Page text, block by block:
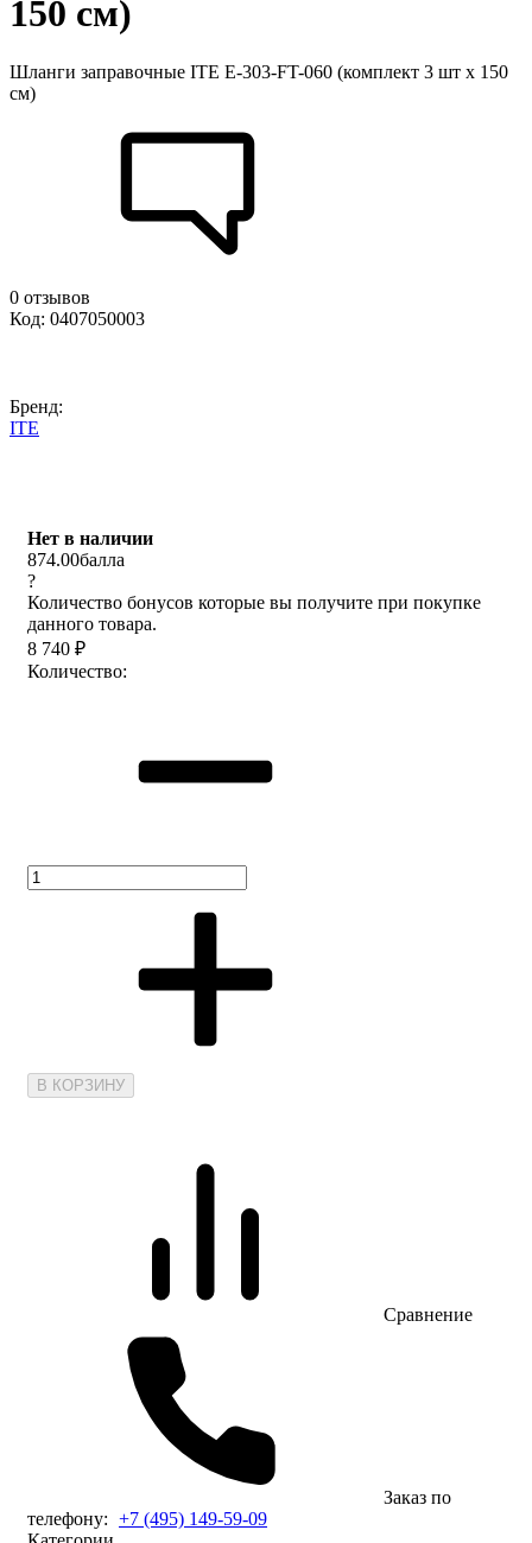
150 см)
Шланги заправочные ITE E-303-FT-060 (комплект 3 шт х 150
см)
0 отзывов
Код: 0407050003
Бренд:
ITE
Нет в наличии
874.00балла
?
Количество бонусов которые вы получите при покупке
данного товара.
8 740 ₽
Количество:
В КОРЗИНУ
Сравнение
Заказ по
телефону: +7 (495) 149-59-09